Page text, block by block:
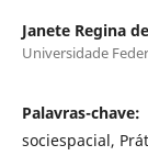
Janete Regina
Universidade
Palavras-chave:
sociespacial,